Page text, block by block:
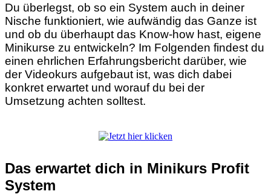
Du überlegst, ob so ein System auch in deiner
Nische funktioniert, wie aufwändig das Ganze ist
und ob du überhaupt das Know-how hast, eigene
Minikurse zu entwickeln? Im Folgenden findest du
einen ehrlichen Erfahrungsbericht darüber, wie
der Videokurs aufgebaut ist, was dich dabei
konkret erwartet und worauf du bei der
Umsetzung achten solltest.
Das erwartet dich in Minikurs Profit
System